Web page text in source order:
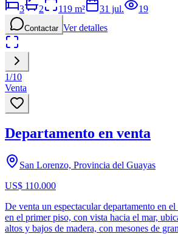
3 2 119 m² 31 jul. 19
Contactar Ver detalles
1/10
Venta
Departamento en venta
San Lorenzo, Provincia del Guayas
US$ 110.000
De venta un espectacular departamento en
en el primer piso, con vista hacia el mar,
altos y bajos de madera, con mesones de